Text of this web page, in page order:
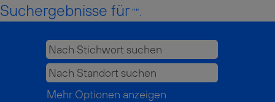
Suchergebnisse für "".
Mehr Optionen anzeigen